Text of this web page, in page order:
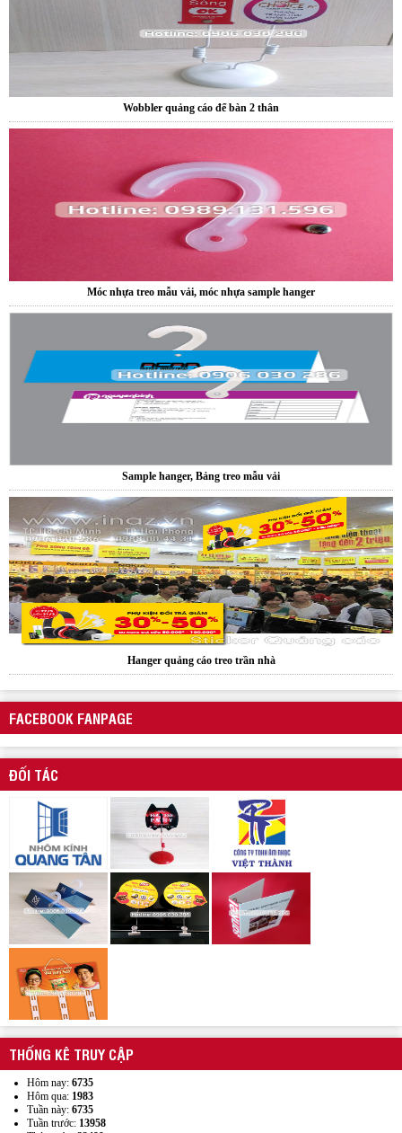
Wobbler quảng cáo để bàn 2 thân
Hanger quảng cáo treo trần nhà
Xưởng sản xuất hanger túi nhựa pvc quảng cáo sản phẩm
FACEBOOK FANPAGE
ĐỐI TÁC
THỐNG KÊ TRUY CẬP
Hôm nay: 6735
Hôm qua: 1983
Tuần này: 6735
Tuần trước: 13958